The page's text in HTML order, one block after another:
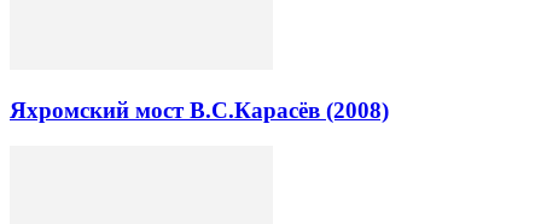
Яхромский мост В.С.Карасёв (2008)